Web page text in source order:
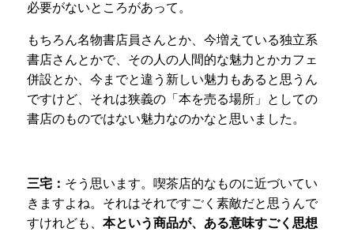
必要がないところがあって。
もちろん名物書店員さんとか、今増えている独立系
書店さんとかで、その人の人間的な魅力とかカフェ
併設とか、今までと違う新しい魅力もあると思うん
ですけど、それは狭義の「本を売る場所」としての
書店のものではない魅力なのかなと思いました。
三宅： そう思います。喫茶店的なものに近づいてい
きますよね。それはそれですごく素敵だと思うんで
すけれども、 本という商品が、ある意味すごく思想